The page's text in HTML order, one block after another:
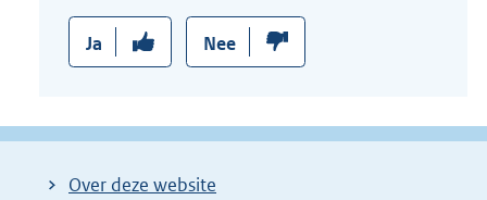
Ja Nee
Over deze website